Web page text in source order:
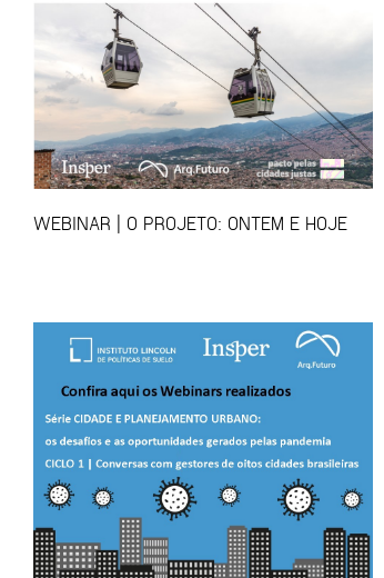
WEBINAR | O PROJETO: ONTEM E HOJE